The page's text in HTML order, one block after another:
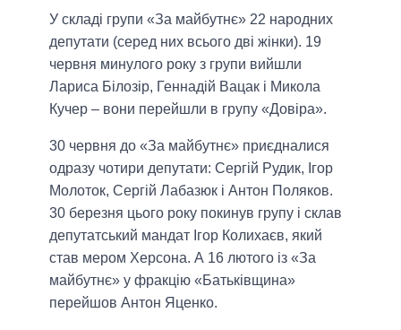
У складі групи «За майбутнє» 22 народних
депутати (серед них всього дві жінки). 19
червня минулого року з групи вийшли
Лариса Білозір, Геннадій Вацак і Микола
Кучер – вони перейшли в групу «Довіра».
30 червня до «За майбутнє» приєдналися
одразу чотири депутати: Сергій Рудик, Ігор
Молоток, Сергій Лабазюк і Антон Поляков.
30 березня цього року покинув групу і склав
депутатський мандат Ігор Колихаєв, який
став мером Херсона. А 16 лютого із «За
майбутнє» у фракцію «Батьківщина»
перейшов Антон Яценко.